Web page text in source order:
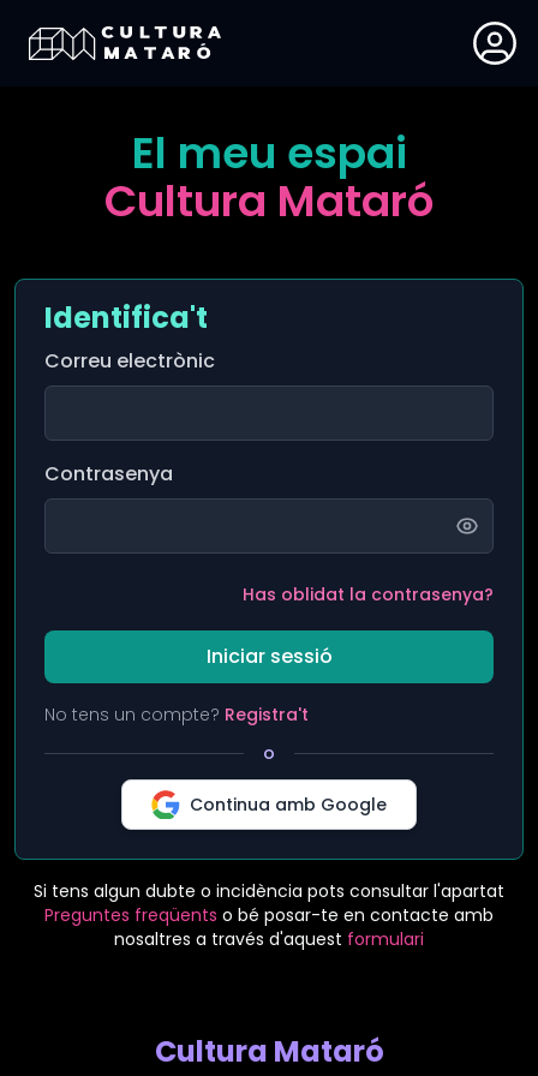
El meu espai
Cultura Mataró
Identifica't
Correu electrònic
Contrasenya
Has oblidat la contrasenya?
Iniciar sessió
No tens un compte? Registra't
o
Continua amb Google
Si tens algun dubte o incidència pots consultar l'apartat
Preguntes freqüents o bé posar-te en contacte amb
nosaltres a través d'aquest formulari
Cultura Mataró